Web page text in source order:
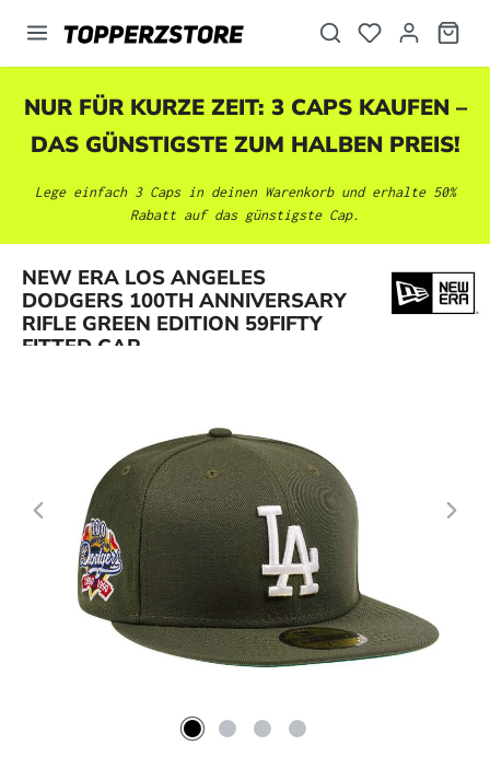
springen
NUR FÜR KURZE ZEIT: 3 CAPS KAUFEN –
DAS GÜNSTIGSTE ZUM HALBEN PREIS!
Lege einfach 3 Caps in deinen Warenkorb und erhalte 50%
Rabatt auf das günstigste Cap.
NEW ERA LOS ANGELES
DODGERS 100TH ANNIVERSARY
RIFLE GREEN EDITION 59FIFTY
FITTED CAP
Bildergalerie überspringen